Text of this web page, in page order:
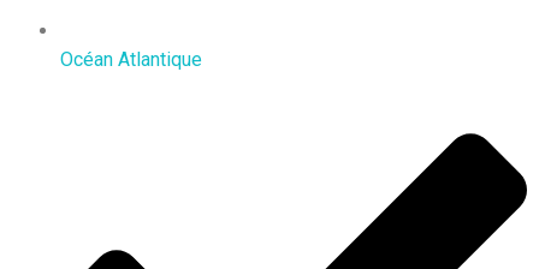
Océan Atlantique